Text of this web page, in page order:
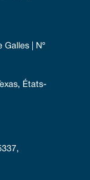
Galles | N°
États-